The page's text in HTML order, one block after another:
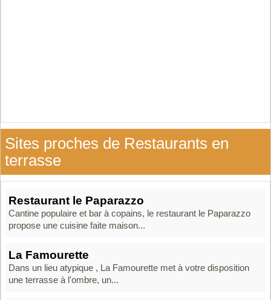
Sites proches de Restaurants en
terrasse
Restaurant le Paparazzo
Cantine populaire et bar à copains, le restaurant le Paparazzo
propose une cuisine faite maison...
La Famourette
Dans un lieu atypique , La Famourette met à votre disposition
une terrasse à l'ombre, un...